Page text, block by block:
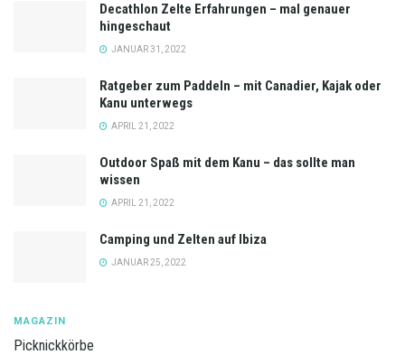
Decathlon Zelte Erfahrungen – mal genauer
hingeschaut
JANUAR 31, 2022
Ratgeber zum Paddeln – mit Canadier, Kajak oder
Kanu unterwegs
APRIL 21, 2022
Outdoor Spaß mit dem Kanu – das sollte man
wissen
APRIL 21, 2022
Camping und Zelten auf Ibiza
JANUAR 25, 2022
MAGAZIN
Picknickkörbe